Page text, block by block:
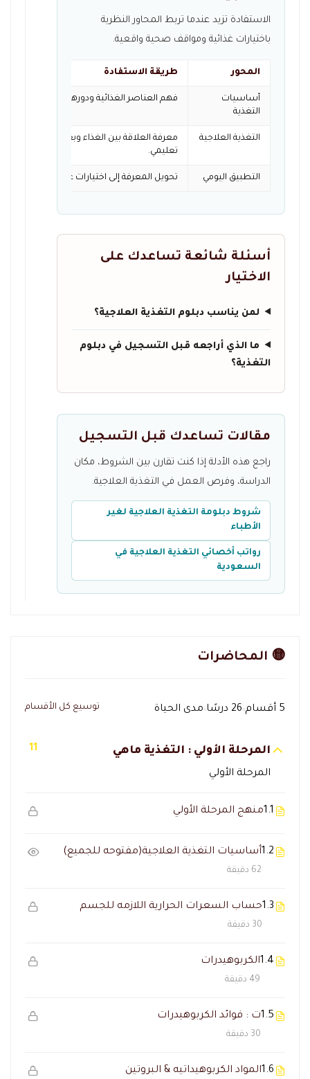
الاستفادة تزيد عندما تربط المحاور النظرية
باختيارات غذائية ومواقف صحية واقعية.
المحور طريقة الاستفادة
أساسيات
التغذية
فهم العناصر الغذائية ودورها في الصحة العامة.
التغذية العلاجية
معرفة العلاقة بين الغذاء وبعض الاحتياجات
تعليمي.
التطبيق اليومي تحويل المعرفة إلى اختيارات غذائية أفضل
أسئلة شائعة تساعدك على
الاختيار
لمن يناسب دبلوم التغذية العلاجية؟
ما الذي أراجعه قبل التسجيل في دبلوم
التغذية؟
مقالات تساعدك قبل التسجيل
راجع هذه الأدلة إذا كنت تقارن بين الشروط، مكان
الدراسة، وفرص العمل في التغذية العلاجية.
شروط دبلومة التغذية العلاجية لغير
الأطباء
رواتب أخصائي التغذية العلاجية في
السعودية
🟡 المحاضرات
5 أقسام 26 درسًا مدى الحياة توسيع كل الأقسام
المرحلة الأولي : التغذية ماهي
المرحلة الأولي
11
1.1منهج المرحلة الأولي
1.2أساسيات التغذية العلاجية(مفتوحه للجميع)
62 دقيقة
1.3حساب السعرات الحرارية اللازمه للجسم
30 دقيقة
1.4الكربوهيدرات
49 دقيقة
1.5ت : فوائد الكربوهيدرات
30 دقيقة
1.6المواد الكربوهيداتيه & البروتين